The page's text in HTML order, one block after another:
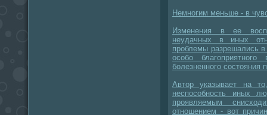
Немногим меньше - в
Изменения в ее
неудачных в иных
проблемы разрешались
особо
болезненного состояния
Автор указывает на
неспособность иных
проявляемым
отношением - вот